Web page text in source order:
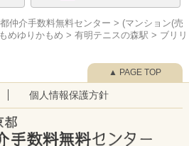
仲介手数料無料センター > (マンション(売
めゆりかもめ > 有明テニスの森駅 > ブリリ
個人情報保護方針
▲ PAGE TOP